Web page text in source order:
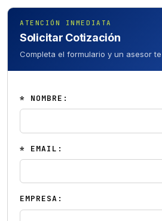
ATENCIÓN INMEDIATA
Solicitar Cotización
Completa el formulario y un asesor
* NOMBRE:
* EMAIL:
EMPRESA: